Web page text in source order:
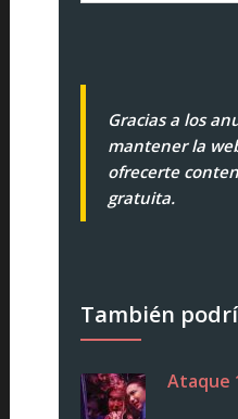
Gracias a los
mantener la
ofrecerte
gratuita.
También
Ataque